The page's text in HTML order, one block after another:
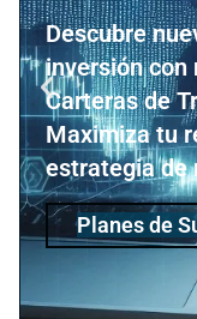
Descubre
inversión con
Carteras de
Maximiza tu
estrategia de
Planes de